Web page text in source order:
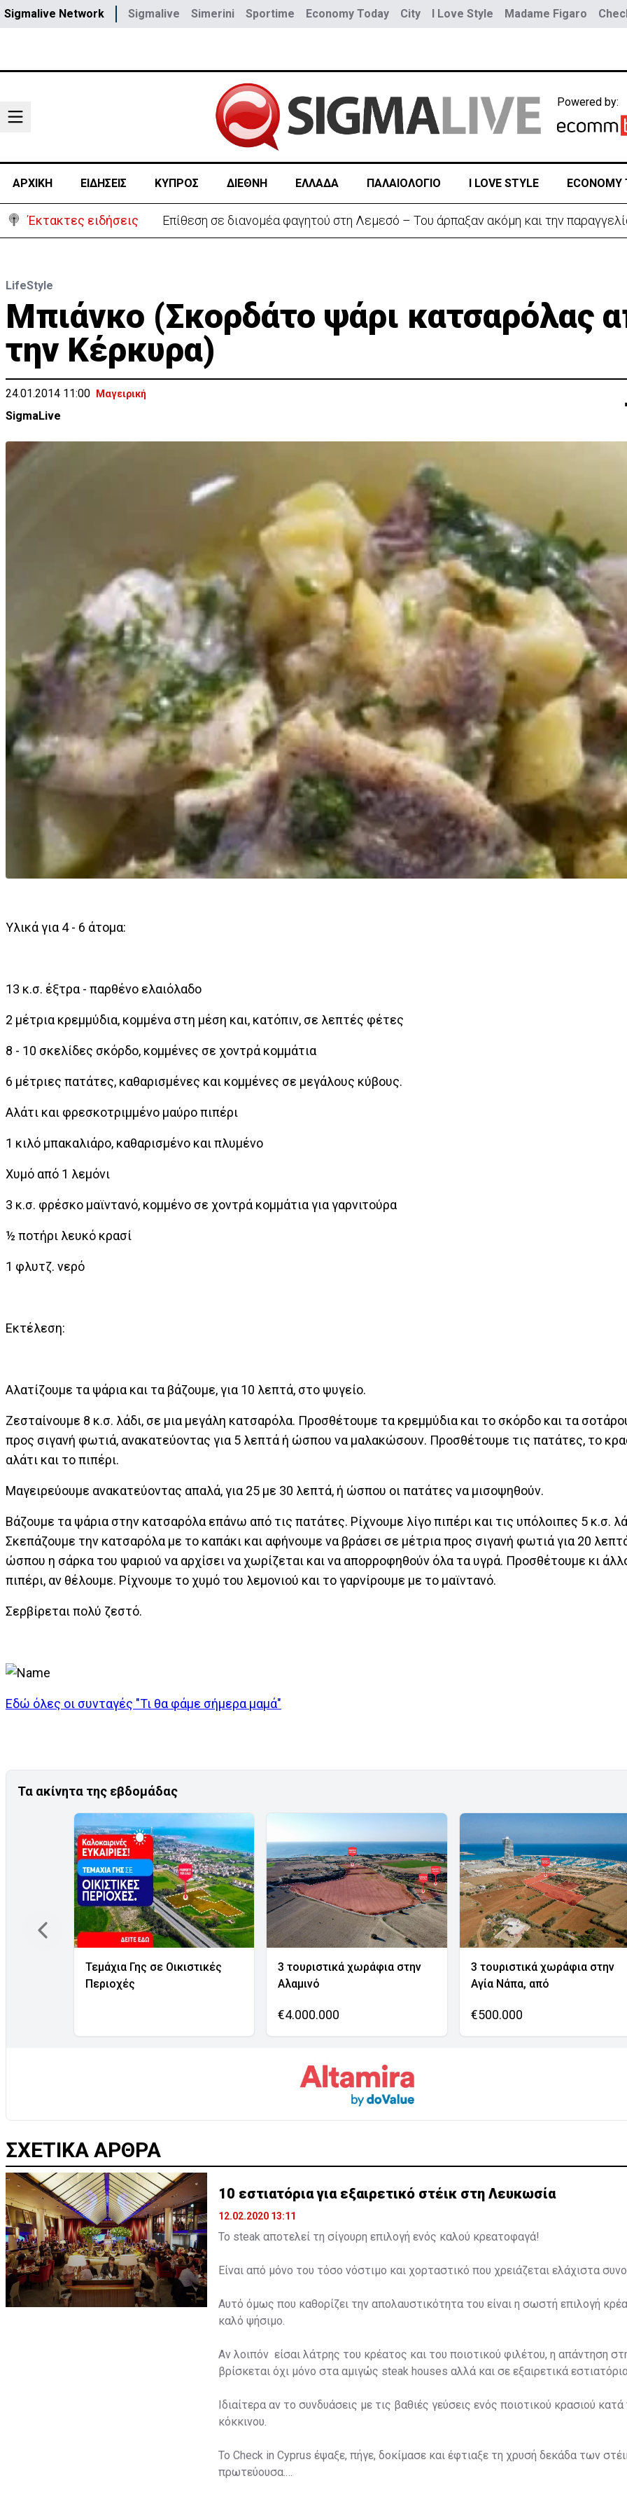
Sigmalive Network Sigmalive Simerini Sportime Economy Today City I Love Style Madame Figaro
Powered by:
ΑΡΧΙΚΗ ΕΙΔΗΣΕΙΣ ΚΥΠΡΟΣ ΔΙΕΘΝΗ ΕΛΛΑΔΑ ΠΑΛΑΙΟΛΟΓΙΟ I LOVE STYLE ECONOMY
Έκτακτες ειδήσεις Ιταλία-Ισπανία: Στα άκρα η διπλωματική κόντρα για το Σένγκεν
LifeStyle
Μπιάνκο (Σκορδάτο ψάρι κατσαρόλας
την Κέρκυρα)
24.01.2014 11:00 Μαγειρική
SigmaLive
Υλικά για 4 - 6 άτομα:
13 κ.σ. έξτρα - παρθένο ελαιόλαδο
2 μέτρια κρεμμύδια, κομμένα στη μέση και, κατόπιν, σε λεπτές φέτες
8 - 10 σκελίδες σκόρδο, κομμένες σε χοντρά κομμάτια
6 μέτριες πατάτες, καθαρισμένες και κομμένες σε μεγάλους κύβους.
Αλάτι και φρεσκοτριμμένο μαύρο πιπέρι
1 κιλό μπακαλιάρο, καθαρισμένο και πλυμένο
Χυμό από 1 λεμόνι
3 κ.σ. φρέσκο μαϊντανό, κομμένο σε χοντρά κομμάτια για γαρνιτούρα
½ ποτήρι λευκό κρασί
1 φλυτζ. νερό
Εκτέλεση:
Αλατίζουμε τα ψάρια και τα βάζουμε, για 10 λεπτά, στο ψυγείο.
Ζεσταίνουμε 8 κ.σ. λάδι, σε μια μεγάλη κατσαρόλα. Προσθέτουμε τα κρεμμύδια και το σκόρδο και τα
προς σιγανή φωτιά, ανακατεύοντας για 5 λεπτά ή ώσπου να μαλακώσουν. Προσθέτουμε τις πατάτες, το
αλάτι και το πιπέρι.
Μαγειρεύουμε ανακατεύοντας απαλά, για 25 με 30 λεπτά, ή ώσπου οι πατάτες να μισοψηθούν.
Βάζουμε τα ψάρια στην κατσαρόλα επάνω από τις πατάτες. Ρίχνουμε λίγο πιπέρι και τις υπόλοιπες 5 κ.σ.
Σκεπάζουμε την κατσαρόλα με το καπάκι και αφήνουμε να βράσει σε μέτρια προς σιγανή φωτιά για 20
ώσπου η σάρκα του ψαριού να αρχίσει να χωρίζεται και να απορροφηθούν όλα τα υγρά. Προσθέτουμε κι
πιπέρι, αν θέλουμε. Ρίχνουμε το χυμό του λεμονιού και το γαρνίρουμε με το μαϊντανό.
Σερβίρεται πολύ ζεστό.
Εδώ όλες οι συνταγές "Τι θα φάμε σήμερα μαμά"
Τα ακίνητα της εβδομάδας
Τεμάχια Γης σε Οικιστικές
Περιοχές
3 τουριστικά χωράφια στην
Αλαμινό
€4.000.000
3 τουριστικά χωράφια στην
Αγία Νάπα, από
€500.000
ΣΧΕΤΙΚΑ ΑΡΘΡΑ
10 εστιατόρια για εξαιρετικό στέικ στη Λευκωσία
12.02.2020 13:11
To steak αποτελεί τη σίγουρη επιλογή ενός καλού κρεατοφαγά!
Είναι από μόνο του τόσο νόστιμο και χορταστικό που χρειάζεται ελάχιστα
Αυτό όμως που καθορίζει την απολαυστικότητα του είναι η σωστή επιλογή
καλό ψήσιμο.
Αν λοιπόν είσαι λάτρης του κρέατος και του ποιοτικού φιλέτου, η απάντηση
βρίσκεται όχι μόνο στα αμιγώς steak houses αλλά και σε εξαιρετικά
Ιδιαίτερα αν το συνδυάσεις με τις βαθιές γεύσεις ενός ποιοτικού κρασιού
κόκκινου.
To Check in Cyprus έψαξε, πήγε, δοκίμασε και έφτιαξε τη χρυσή δεκάδα των
πρωτεύουσα.